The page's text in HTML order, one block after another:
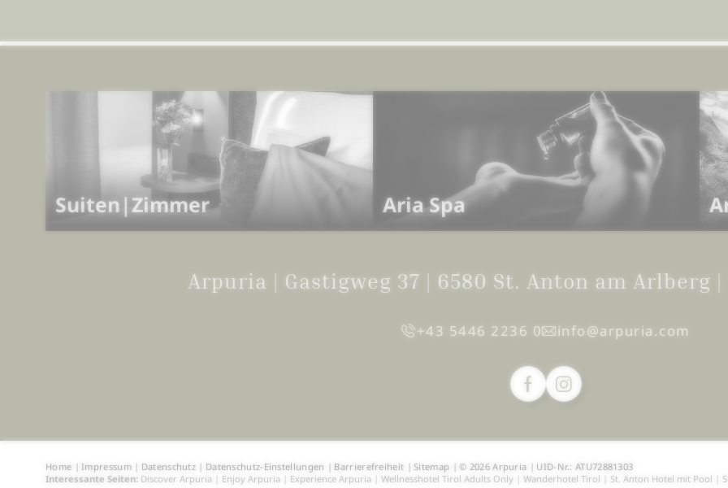
Suiten|Zimmer Aria Spa
Arpuria | Gastigweg 37 | 6580 St. Anton am Arlberg |
+43 5446 2236 0 info@arpuria.com
Home | Impressum | Datenschutz | Datenschutz-Einstellungen | Barrierefreiheit | Sitemap | © 2026 Arpuria | UID-Nr.: ATU72881303
Interessante Seiten: Discover Arpuria | Enjoy Arpuria | Experience Arpuria | Wellnesshotel Tirol Adults Only | Wanderhotel Tirol | St. Anton Hotel mit Pool |